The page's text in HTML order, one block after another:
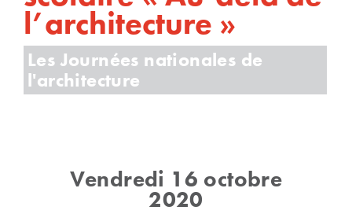
l’architecture »
Les Journées nationales de
l'architecture
Vendredi 16 octobre
2020